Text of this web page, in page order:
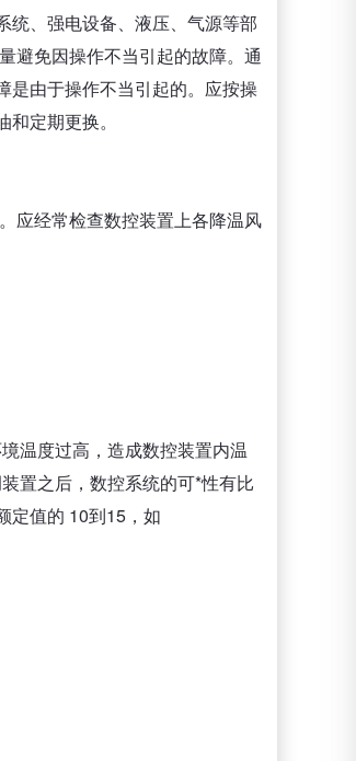
统、强电设备、液压、气源等部
避免因操作不当引起的故障。通
是由于操作不当引起的。应按操
定期更换。
。应经常检查数控装置上各降温风
温度过高，造成数控装置内温
置之后，数控系统的可*性有比
定值的 10到15，如